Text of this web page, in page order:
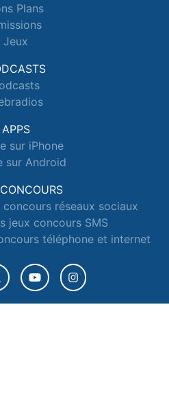
Plans
Jeux
APPS
sur iPhone
sur Android
réseaux sociaux
jeux concours SMS
téléphone et internet